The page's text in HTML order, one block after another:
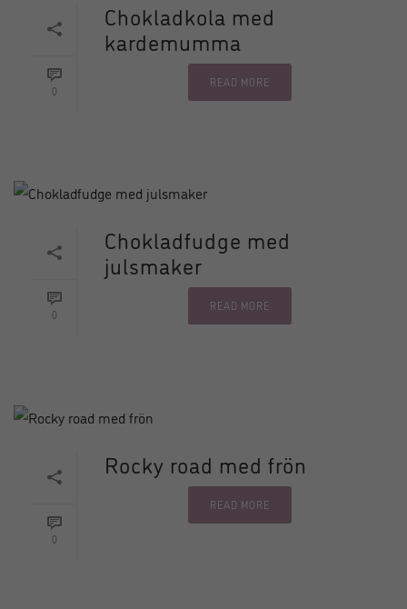
0
Chokladkola med
kardemumma
READ MORE
0
Chokladfudge med
julsmaker
READ MORE
0
Rocky road med frön
READ MORE